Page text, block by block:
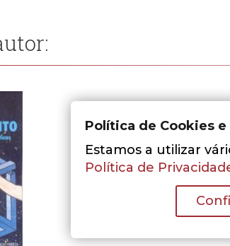
Política de Cookies
Estamos a utilizar
Política de